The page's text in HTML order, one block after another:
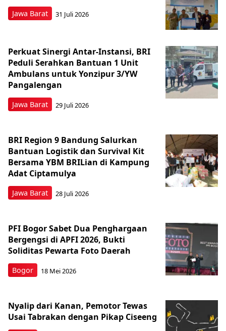
Jawa Barat 31 Juli 2026
Jawa Barat
Perkuat Sinergi Antar-Instansi, BRI
Peduli Serahkan Bantuan 1 Unit
Ambulans untuk Yonzipur 3/YW
Pangalengan
29 Juli 2026
Jawa Barat
BRI Region 9 Bandung Salurkan
Bantuan Logistik dan Survival Kit
Bersama YBM BRILian di Kampung
Adat Ciptamulya
28 Juli 2026
Bogor
PFI Bogor Sabet Dua Penghargaan
Bergengsi di APFI 2026, Bukti
Soliditas Pewarta Foto Daerah
18 Mei 2026
Nyalip dari Kanan, Pemotor Tewas
Usai Tabrakan dengan Pikap Ciseeng